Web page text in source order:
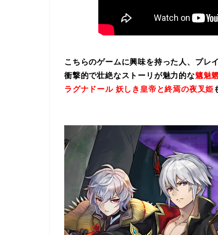
こちらのゲームに興味を持った人、プレ
衝撃的で壮絶なストーリが魅力的な魑魅
ラグナドール 妖しき皇帝と終焉の夜叉姫